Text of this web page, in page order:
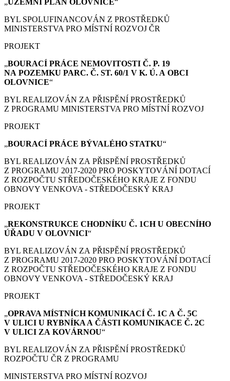
„ÚZEMNÍ PLÁN OLOVNICE“
BYL SPOLUFINANCOVÁN Z PROSTŘEDKŮ
MINISTERSTVA PRO MÍSTNÍ ROZVOJ ČR
PROJEKT
„BOURACÍ PRÁCE NEMOVITOSTI Č. P. 19
NA POZEMKU PARC. Č. ST. 60/1 V K. Ú. A OBCI
OLOVNICE“
BYL REALIZOVÁN ZA PŘISPĚNÍ PROSTŘEDKŮ
Z PROGRAMU MINISTERSTVA PRO MÍSTNÍ ROZVOJ
PROJEKT
„BOURACÍ PRÁCE BÝVALÉHO STATKU“
BYL REALIZOVÁN ZA PŘISPĚNÍ PROSTŘEDKŮ
Z PROGRAMU 2017-2020 PRO POSKYTOVÁNÍ DOTACÍ
Z ROZPOČTU STŘEDOČESKÉHO KRAJE Z FONDU
OBNOVY VENKOVA - STŘEDOČESKÝ KRAJ
PROJEKT
„REKONSTRUKCE CHODNÍKU Č. 1CH U OBECNÍHO
ÚŘADU V OLOVNICI“
BYL REALIZOVÁN ZA PŘISPĚNÍ PROSTŘEDKŮ
Z PROGRAMU 2017-2020 PRO POSKYTOVÁNÍ DOTACÍ
Z ROZPOČTU STŘEDOČESKÉHO KRAJE Z FONDU
OBNOVY VENKOVA - STŘEDOČESKÝ KRAJ
PROJEKT
„OPRAVA MÍSTNÍCH KOMUNIKACÍ Č. 1C A Č. 5C
V ULICI U RYBNÍKA A ČÁSTI KOMUNIKACE Č. 2C
V ULICI ZA KOVÁRNOU“
BYL REALIZOVÁN ZA PŘISPĚNÍ PROSTŘEDKŮ
ROZPOČTU ČR Z PROGRAMU
MINISTERSTVA PRO MÍSTNÍ ROZVOJ